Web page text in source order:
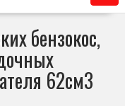
бензокос,
62см3